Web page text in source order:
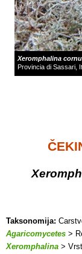
Xeromphalina
Provincia di Sassari,
Taksonomija:
Agaricomycetes >
Xeromphalina >